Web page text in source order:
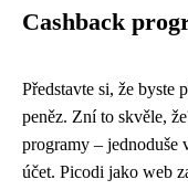
Cashback
Představte si, že byste
peněz. Zní to skvěle,
programy – jednoduše
účet. Picodi jako web